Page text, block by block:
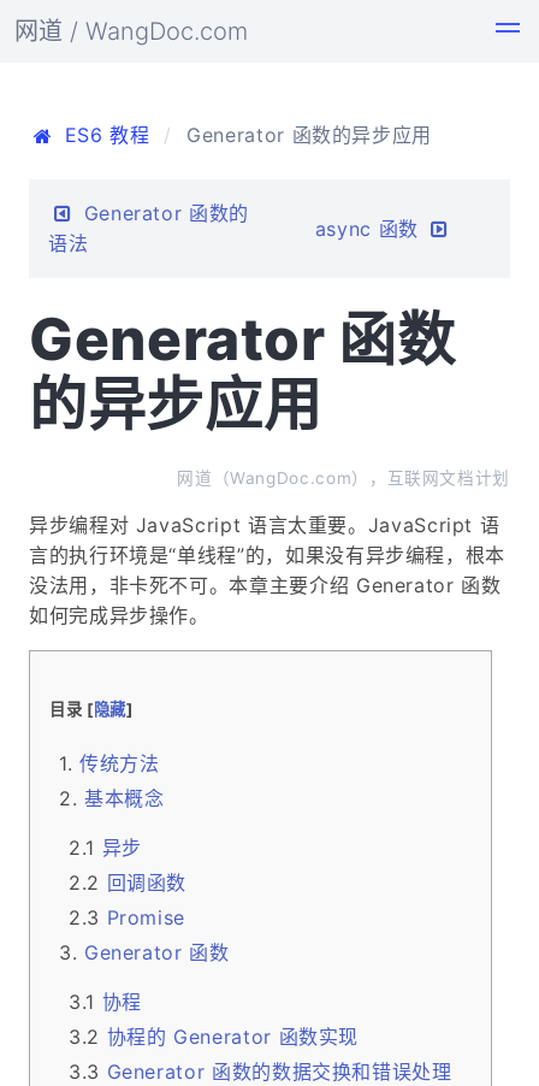
网道 / WangDoc.com
ES6 教程 Generator 函数的异步应用
Generator 函数的
语法
async 函数
Generator 函数
的异步应用
网道（WangDoc.com），互联网文档计划
异步编程对 JavaScript 语言太重要。JavaScript 语
言的执行环境是“单线程”的，如果没有异步编程，根本
没法用，非卡死不可。本章主要介绍 Generator 函数
如何完成异步操作。
目录 [隐藏]
传统方法
基本概念
异步
回调函数
Promise
Generator 函数
协程
协程的 Generator 函数实现
Generator 函数的数据交换和错误处理